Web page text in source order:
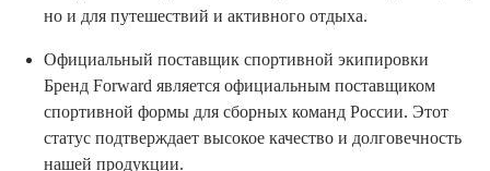
но и для путешествий и активного отдыха.
Официальный поставщик спортивной экипировки
Бренд Forward является официальным поставщиком
спортивной формы для сборных команд России. Этот
статус подтверждает высокое качество и долговечность
нашей продукции.